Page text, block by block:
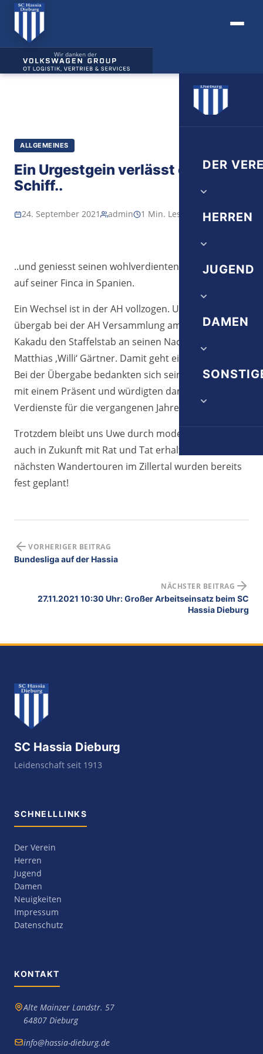
Wir danken der
DER
Vorstand
HERREN
Herrn 1A
Herrn 1C
JUGEND
B-Jugend
E-Jugend
DAMEN
Damen 1.
ALLGEMEINES
Ein Urgestgein verlässt das
Schiff..
24. September 2021 admin 1 Min. Lesezeit
..und geniesst seinen wohlverdienten Lebensabend
auf seiner Finca in Spanien.
Ein Wechsel ist in der AH vollzogen. Uwe Schaub
übergab bei der AH Versammlung am 21.9.21 im
Kakadu den Staffelstab an seinen Nachfolger
Matthias ‚Willi‘ Gärtner. Damit geht eine Ära zu Ende.
Bei der Übergabe bedankten sich seine Alten Herrn
mit einem Präsent und würdigten damit seine
Verdienste für die vergangenen Jahre.
Trotzdem bleibt uns Uwe durch moderne Technik
auch in Zukunft mit Rat und Tat erhalten und die
nächsten Wandertouren im Zillertal wurden bereits
fest geplant!
VORHERIGER BEITRAG
Bundesliga auf der Hassia
NÄCHSTER BEITRAG
27.11.2021 10:30 Uhr: Großer Arbeitseinsatz beim SC
Hassia Dieburg
SC Hassia Dieburg
Leidenschaft seit 1913
SCHNELLLINKS
Der Verein
Herren
Jugend
Damen
Neuigkeiten
Impressum
Datenschutz
KONTAKT
Alte Mainzer Landstr. 57
64807 Dieburg
info@hassia-dieburg.de